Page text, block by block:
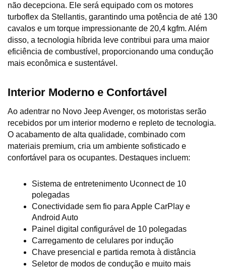
não decepciona. Ele será equipado com os motores
turboflex da Stellantis, garantindo uma potência de até 130
cavalos e um torque impressionante de 20,4 kgfm. Além
disso, a tecnologia híbrida leve contribui para uma maior
eficiência de combustível, proporcionando uma condução
mais econômica e sustentável.
Interior Moderno e Confortável
Ao adentrar no Novo Jeep Avenger, os motoristas serão
recebidos por um interior moderno e repleto de tecnologia.
O acabamento de alta qualidade, combinado com
materiais premium, cria um ambiente sofisticado e
confortável para os ocupantes. Destaques incluem:
Sistema de entretenimento Uconnect de 10
polegadas
Conectividade sem fio para Apple CarPlay e
Android Auto
Painel digital configurável de 10 polegadas
Carregamento de celulares por indução
Chave presencial e partida remota à distância
Seletor de modos de condução e muito mais